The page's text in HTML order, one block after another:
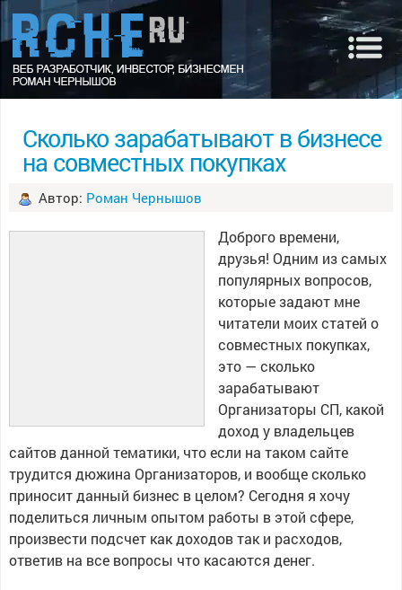
Сколько зарабатывают в бизнесе
на совместных покупках
Автор: Роман Чернышов
Доброго времени,
друзья! Одним из самых
популярных вопросов,
которые задают мне
читатели моих статей о
совместных покупках,
это — сколько
зарабатывают
Организаторы СП, какой
доход у владельцев
сайтов данной тематики, что если на таком сайте
трудится дюжина Организаторов, и вообще сколько
приносит данный бизнес в целом? Сегодня я хочу
поделиться личным опытом работы в этой сфере,
произвести подсчет как доходов так и расходов,
ответив на все вопросы что касаются денег.